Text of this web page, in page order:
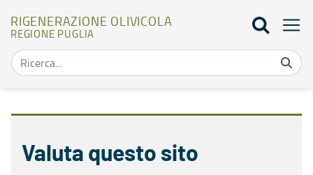
RIGENERAZIONE OLIVICOLA
REGIONE PUGLIA
Valuta questo sito - Rigenerazione olivicola
Valuta questo sito